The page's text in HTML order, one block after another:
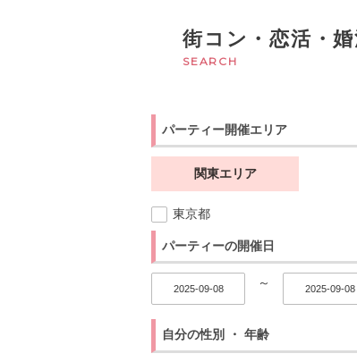
街コン・恋活・
SEARCH
パーティー開催エリア
関東エリア
東京都
パーティーの開催日
～
自分の性別 ・ 年齢